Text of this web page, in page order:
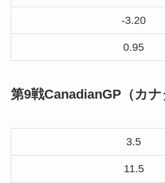
-3.20
0.95
第9戦CanadianGP（カナ
3.5
11.5